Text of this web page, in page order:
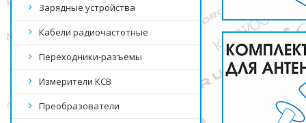
Зарядные устройства
Кабели радиочастотные
Переходники-разъемы
Измерители КСВ
Преобразователи